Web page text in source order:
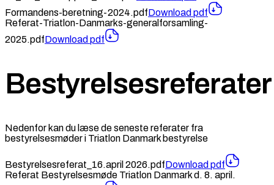
Formandens-beretning-2024.pdfDownload pdf
Referat-Triatlon-Danmarks-generalforsamling-
2025.pdfDownload pdf
Bestyrelsesreferater
Nedenfor kan du læse de seneste referater fra
bestyrelsesmøder i Triatlon Danmark bestyrelse
Bestyrelsesreferat_16.april 2026.pdfDownload pdf
Referat Bestyrelsesmøde Triatlon Danmark d. 8. april.